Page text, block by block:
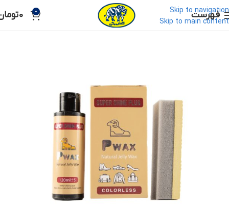
Skip to navigation
Skip to main content
فهرست 0
0